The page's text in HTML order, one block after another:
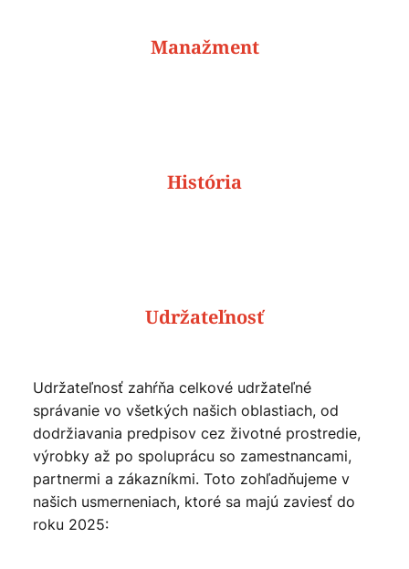
Manažment
História
Udržateľnosť
Udržateľnosť zahŕňa celkové udržateľné
správanie vo všetkých našich oblastiach, od
dodržiavania predpisov cez životné prostredie,
výrobky až po spoluprácu so zamestnancami,
partnermi a zákazníkmi. Toto zohľadňujeme v
našich usmerneniach, ktoré sa majú zaviesť do
roku 2025: